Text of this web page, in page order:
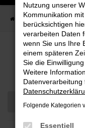
Startseite Verkauf
Nutzung unserer
Kommunikation
berücksichtigen
verarbeiten Daten
wenn Sie uns Ihre
einem späteren
Sie die
Weitere
Datenverarbeitung
Folgende Kategorien
Essentiell